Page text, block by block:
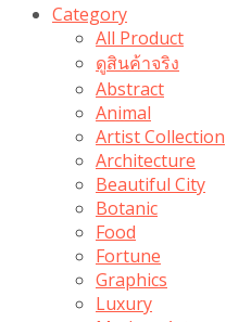
Category
All Product
ดูสินค้าจริง
Abstract
Animal
Artist Collection
Architecture
Beautiful City
Botanic
Food
Fortune
Graphics
Luxury